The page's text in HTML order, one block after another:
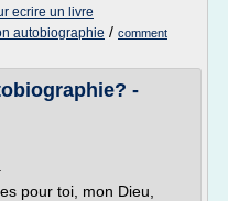
ecrire un livre
autobiographie / comment
-
pour toi, mon Dieu,